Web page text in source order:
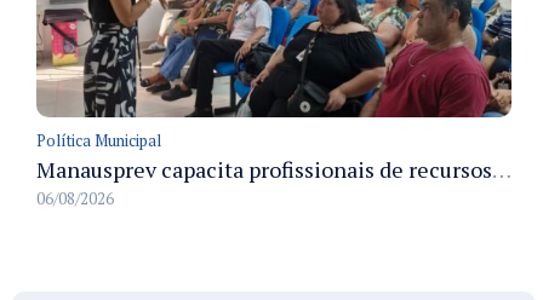
Política Municipal
Manausprev capacita profissionais de recursos humanos para agilizar concessão de aposentadorias no município
06/08/2026